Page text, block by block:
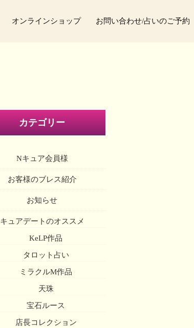
オンラインショップ お問い合わせ/占いのご予約
カテゴリー
Nキュア会員様
お客様のブレス紹介
お知らせ
キュアデートのオススメ
KeLP作品
タロット占い
ミラクルM作品
天珠
宝石ルース
店長コレクション